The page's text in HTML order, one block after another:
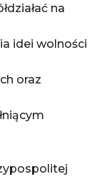
na
idei wolności
oraz